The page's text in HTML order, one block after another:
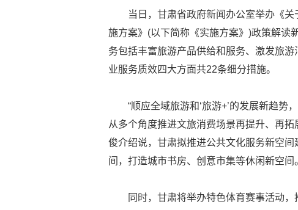
当日，甘肃省政府新闻办公室举办《
施方案》(以下简称《实施方案》)政策解读
务包括丰富旅游产品供给和服务、激发旅
业服务质效四大方面共22条细分措施。
“顺应全域旅游和‘旅游+’的发展新趋势
从多个角度推进文旅消费场景再提升、再
俊介绍说，甘肃拟推进公共文化服务新空间
间，打造城市书房、创意市集等休闲新空间
同时，甘肃将举办特色体育赛事活动